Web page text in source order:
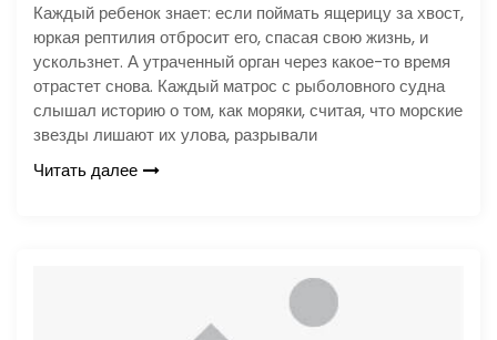
Каждый ребенок знает: если поймать ящерицу за хвост,
юркая рептилия отбросит его, спасая свою жизнь, и
ускользнет. А утраченный орган через какое-то время
отрастет снова. Каждый матрос с рыболовного судна
слышал историю о том, как моряки, считая, что морские
звезды лишают их улова, разрывали
Читать далее